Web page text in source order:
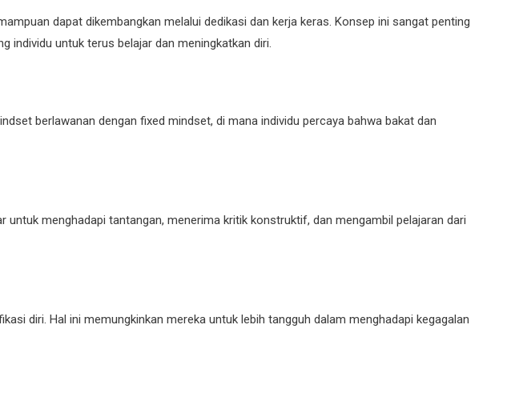
dapat dikembangkan melalui dedikasi dan kerja keras. Konsep ini sangat penting
individu untuk terus belajar dan meningkatkan diri.
berlawanan dengan fixed mindset, di mana individu percaya bahwa bakat dan
menghadapi tantangan, menerima kritik konstruktif, dan mengambil pelajaran dari
diri. Hal ini memungkinkan mereka untuk lebih tangguh dalam menghadapi kegagalan